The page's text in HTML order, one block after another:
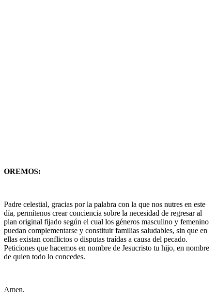
OREMOS:
Padre celestial, gracias por la palabra con la que nos nutres en este
día, permítenos crear conciencia sobre la necesidad de regresar al
plan original fijado según el cual los géneros masculino y femenino
puedan complementarse y constituir familias saludables, sin que en
ellas existan conflictos o disputas traídas a causa del pecado.
Peticiones que hacemos en nombre de Jesucristo tu hijo, en nombre
de quien todo lo concedes.
Amen.